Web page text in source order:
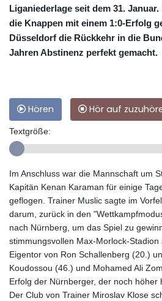
Liganiederlage seit dem 31.
die Knappen mit einem 1:0-Erfolg
Düsseldorf die Rückkehr in die
Jahren Abstinenz perfekt gemacht.
Hören Hör auf
Textgröße:
Im Anschluss war die Mannschaft um
Kapitän Kenan Karaman für einige
geflogen. Trainer Muslic sagte im
darum, zurück in den
nach Nürnberg, um das Spiel zu
stimmungsvollen Max-Morlock-
Eigentor von Ron Schallenberg (20.)
Koudossou (46.) und Mohamed Ali
Erfolg der Nürnberger, der noch höher
Der Club von Trainer Miroslav Klose